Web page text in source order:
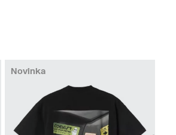
Novinka